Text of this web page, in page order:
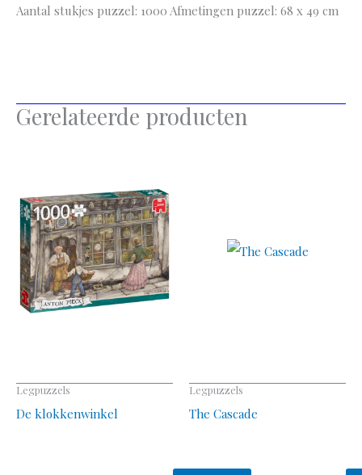
Aantal stukjes puzzel: 1000 Afmetingen puzzel: 68 x 49 cm
Gerelateerde producten
Legpuzzels
De klokkenwinkel
Legpuzzels
The Cascade